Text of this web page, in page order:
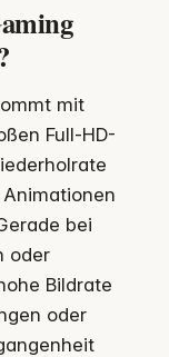
mit
Full-HD-
bei
oder
Bildrate
oder